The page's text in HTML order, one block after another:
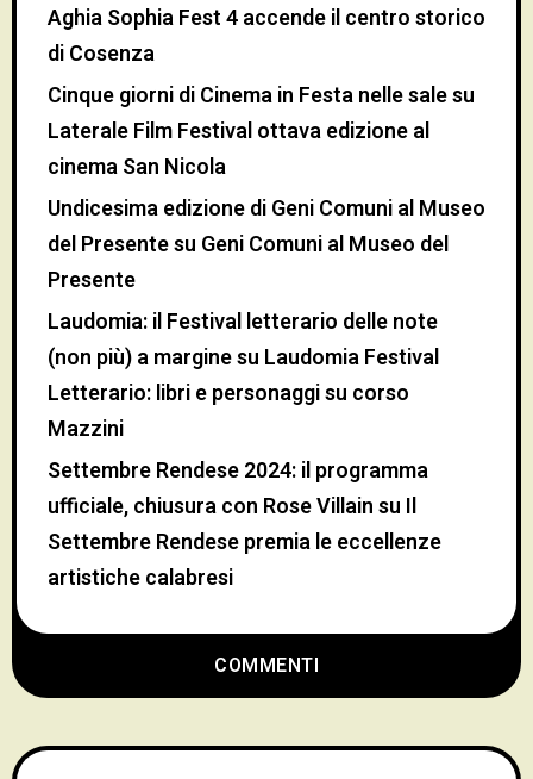
COMMENTI
Aghia Sophia Fest 4 accende il centro storico
di Cosenza
Cinque giorni di Cinema in Festa nelle salesu
Laterale Film Festival ottava edizione al
cinema San Nicola
Undicesima edizione di Geni Comuni al Museo
del Presentesu Geni Comuni al Museo del
Presente
Laudomia: il Festival letterario delle note
(non più) a marginesu Laudomia Festival
Letterario: libri e personaggi su corso
Mazzini
Settembre Rendese 2024: il programma
ufficiale, chiusura con Rose Villainsu Il
Settembre Rendese premia le eccellenze
artistiche calabresi